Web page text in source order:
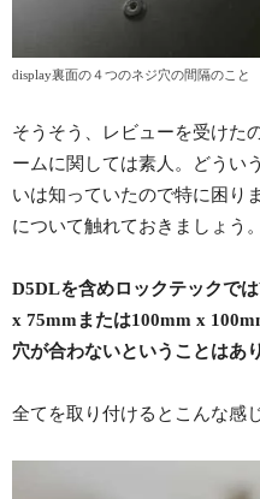
display裏面の４つのネジ穴の間隔のこと
そうそう、レビューを受けた
ームに関しては素人。どうい
いは知っていたので特に困り
について触れておきましょう。
D5DLを含めロックテックで
x 75mmまたは100mm x
穴が合わないということはあ
全てを取り付けるとこんな感